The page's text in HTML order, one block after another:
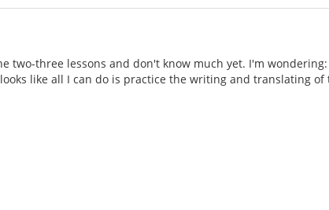
two-three lessons and don't know much yet. I'm
like all I can do is practice the writing and translating